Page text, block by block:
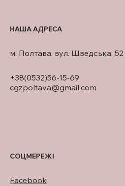
+38(0532)56-15-69
cgzpoltava@gmail.com
м. Полтава, вул. Шведська, 52
НАША АДРЕСА
СОЦМЕРЕЖІ
Facebook